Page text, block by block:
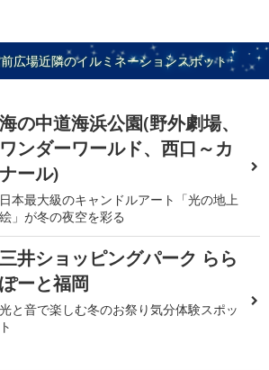
広場近隣のイルミネーションスポット
海の中道海浜公園(野外劇場、
ワンダーワールド、西口～カ
ナール)
日本最大級のキャンドルアート「光の地上
絵」が冬の夜空を彩る
三井ショッピングパーク らら
ぽーと福岡
光と音で楽しむ冬のお祭り気分体験スポッ
ト